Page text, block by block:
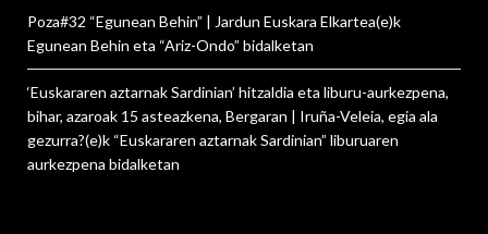
Poza#32 “Egunean Behin” | Jardun Euskara Elkartea(e)k
Egunean Behin eta “Ariz-Ondo” bidalketan
‘Euskararen aztarnak Sardinian’ hitzaldia eta liburu-aurkezpena,
bihar, azaroak 15 asteazkena, Bergaran | Iruña-Veleia, egia ala
gezurra?(e)k “Euskararen aztarnak Sardinian” liburuaren
aurkezpena bidalketan